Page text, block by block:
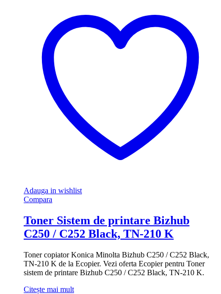
Adauga in wishlist
Compara
Toner Sistem de printare Bizhub
C250 / C252 Black, TN-210 K
Toner copiator Konica Minolta Bizhub C250 / C252 Black,
TN-210 K de la Ecopier. Vezi oferta Ecopier pentru Toner
sistem de printare Bizhub C250 / C252 Black, TN-210 K.
Citește mai mult